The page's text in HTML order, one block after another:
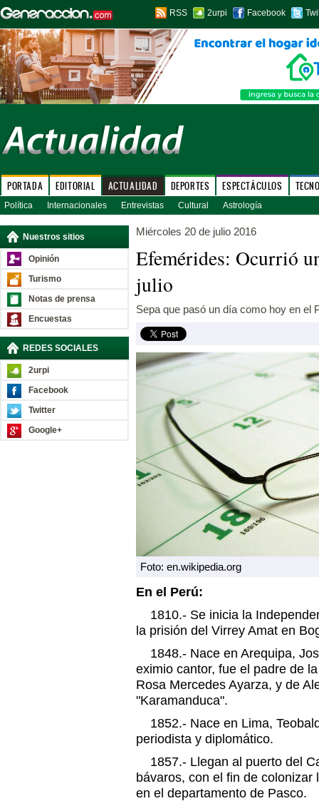
RSS 2urpi Facebook
PORTADA EDITORIAL ACTUALIDAD DEPORTES ESPECTÁCULOS
Política Internacionales Entrevistas Cultural Astrología
Nuestros sitios
Opinión
Turismo
Notas de prensa
Encuestas
REDES SOCIALES
2urpi
Facebook
Twitter
Google+
Miércoles 20 de julio 2016
Efemérides: Ocurrió
julio
Sepa que pasó un día como hoy en el
Foto: en.wikipedia.org
En el Perú:
1810.- Se inicia la
la prisión del Virrey Amat en
1848.- Nace en Arequipa,
eximio cantor, fue el padre de
Rosa Mercedes Ayarza, y de
"Karamanduca".
1852.- Nace en Lima,
periodista y diplomático.
1857.- Llegan al puerto del
bávaros, con el fin de
en el departamento de Pasco.